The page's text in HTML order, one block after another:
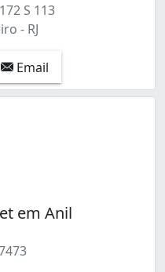
S 113
- RJ
Email
em Anil